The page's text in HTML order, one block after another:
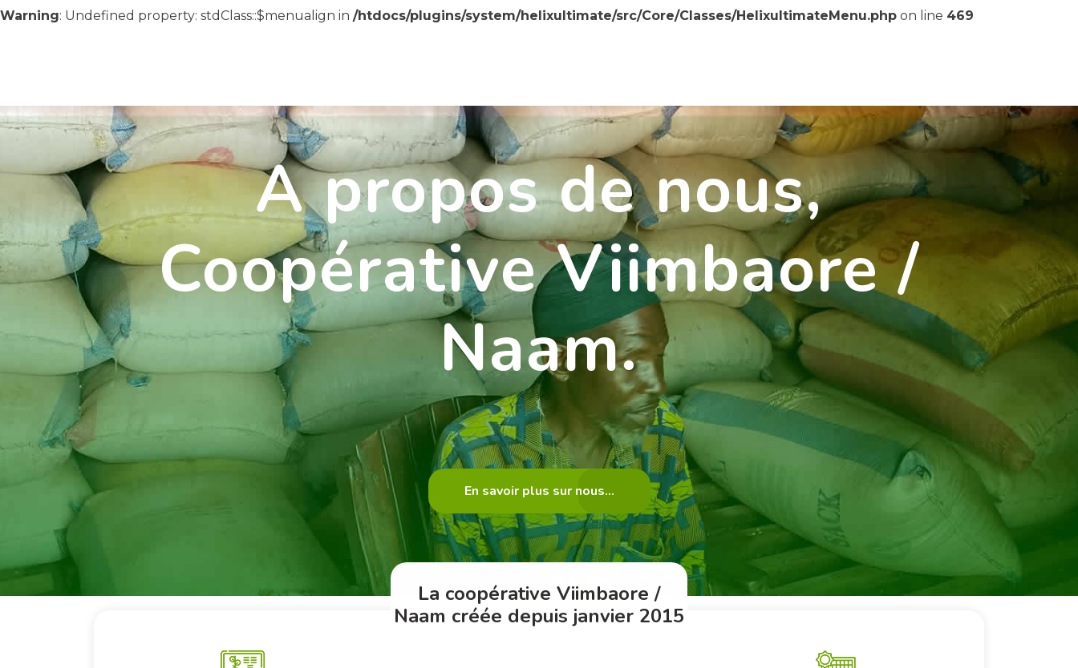
Warning: Undefined property: stdClass::$menualign in /htdocs/plugins/system/helixultimate/src/Core/Classes/HelixultimateMenu.php on line 469
A propos de nous,
Coopérative Viimbaore /
Naam.
En savoir plus sur nous...
La coopérative Viimbaore /
Naam créée depuis janvier 2015